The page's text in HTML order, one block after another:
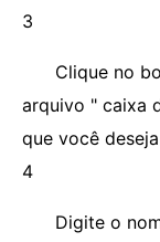
3
Clique no
arquivo " caixa
que você
4
Digite o